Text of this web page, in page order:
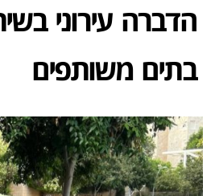
הדברה עירוני
בתים משותפים